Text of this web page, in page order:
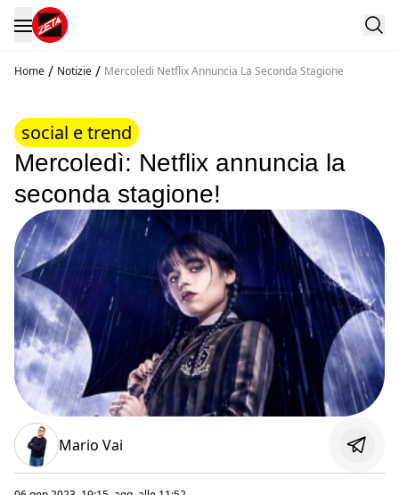
Home / Notizie / Mercoledi Netflix Annuncia La Seconda Stagione
social e trend
Mercoledì: Netflix annuncia la
seconda stagione!
Mario Vai